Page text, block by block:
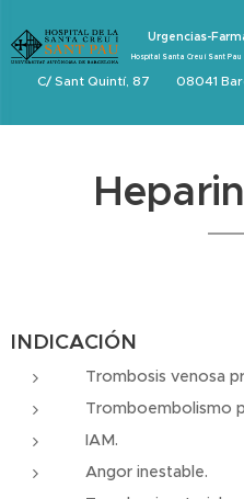
Urgencias-
Hospital Santa Creu i Sant Pau
C/ Sant Quintí, 87 08041
INDICACIÓN
Trombosis venosa
Tromboembolismo
IAM.
Angor inestable.